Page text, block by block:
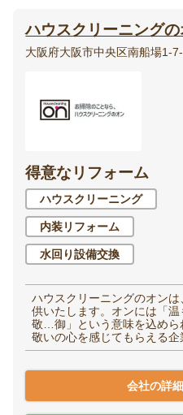
ハウスクリーニングの
大阪府大阪市中央区南船場1-
得意なリフォーム
ハウスクリーニング
内装リフォーム
水回り設備交換
ハウスクリーニングのオン
供いたします。オンには「
敬…御」という意味を込めら
敬いの心を感じてもらえる企
会社の詳